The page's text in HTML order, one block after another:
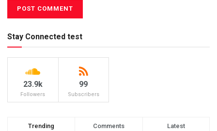
Stay Connected test
23.9k
Followers
99
Subscribers
Trending Comments Latest